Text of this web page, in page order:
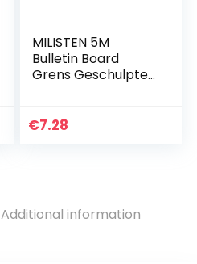
MILISTEN 5M
Bulletin Board
Grens Geschulpte
Trim Krijtbord
€7.28
Additional information